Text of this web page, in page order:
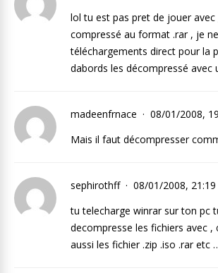
lol tu est pas pret de jouer
compressé au format .rar , je
téléchargements direct pour la
dabords les décompressé avec
madeenfrnace
08/01/2008,
Mais il faut décompresser
sephirothff
08/01/2008, 21:19
tu telecharge winrar sur ton pc
decompresse les fichiers avec ,
aussi les fichier .zip .iso .rar etc